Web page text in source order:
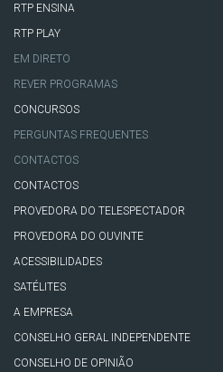
RTP ENSINA
RTP PLAY
EM DIRETO
REVER PROGRAMAS
CONCURSOS
PERGUNTAS FREQUENTES
CONTACTOS
CONTACTOS
PROVEDORA DO TELESPECTADOR
PROVEDORA DO OUVINTE
ACESSIBILIDADES
SATÉLITES
A EMPRESA
CONSELHO GERAL INDEPENDENTE
CONSELHO DE OPINIÃO